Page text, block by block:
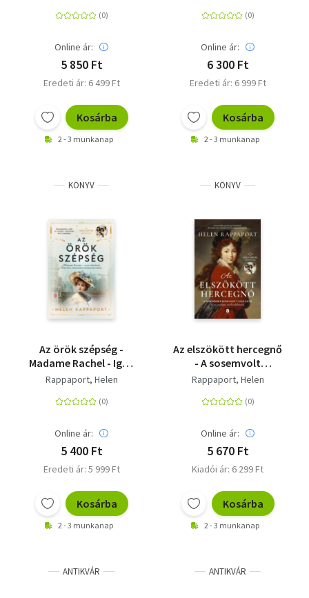
Online ár:
5 850 Ft
Eredeti ár: 6 499 Ft
Kosárba
2 - 3 munkanap
Online ár:
6 300 Ft
Eredeti ár: 6 999 Ft
Kosárba
2 - 3 munkanap
KÖNYV
Az örök szépség -
Madame Rachel - Igaz
történet Őfelsége
kozmetikusáról
Rappaport, Helen
Online ár:
5 400 Ft
Eredeti ár: 5 999 Ft
Kosárba
2 - 3 munkanap
KÖNYV
Az elszökött hercegnő
- A sosemvolt
Romanov császárné és
uralkodóházak
Rappaport, Helen
Online ár:
5 670 Ft
Kiadói ár: 6 299 Ft
Kosárba
2 - 3 munkanap
ANTIKVÁR ANTIKVÁR